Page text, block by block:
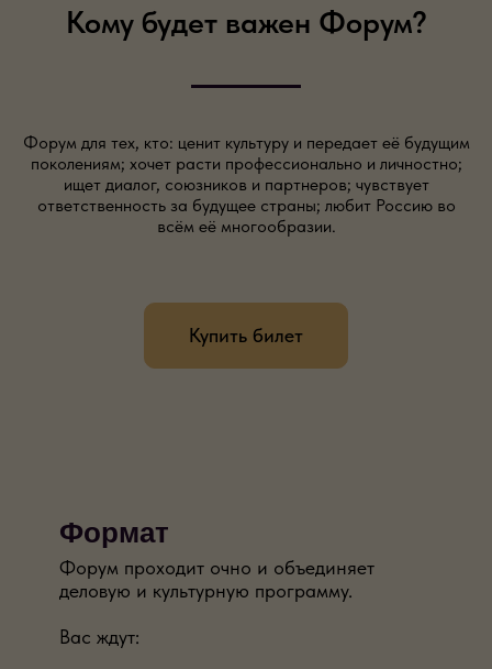
Кому будет важен Форум?
Форум для тех, кто: ценит культуру и передает её будущим
поколениям; хочет расти профессионально и личностно;
ищет диалог, союзников и партнеров; чувствует
ответственность за будущее страны; любит Россию во
всём её многообразии.
Купить билет
Формат
Форум проходит очно и объединяет
деловую и культурную программу.
Вас ждут: